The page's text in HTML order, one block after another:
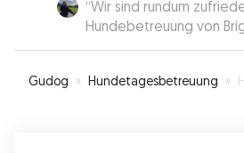
“Wir sind rundum
Hundebetreuung von
geklappt. Unseren Hund
viel Erfahrung und
Gudog » Hundetagesbetreuung »